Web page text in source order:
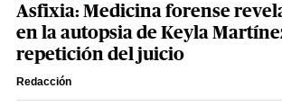
Asfixia: Medicina forense
en la autopsia de Keyla
repetición del juicio
Redacción